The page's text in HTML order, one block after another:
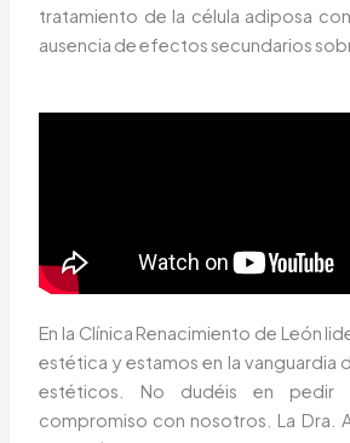
tratamiento de la célula adiposa
ausencia de efectos secundarios
En la Clínica Renacimiento de León
estética y estamos en la vanguardia
estéticos. No dudéis en pedir
compromiso con nosotros. La Dra.